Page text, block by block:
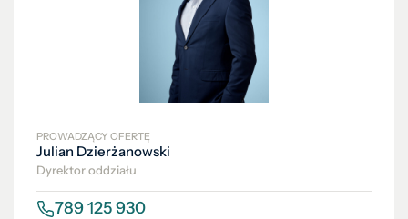
PROWADZĄCY OFERTĘ
Julian Dzierżanowski
Dyrektor oddziału
789 125 930